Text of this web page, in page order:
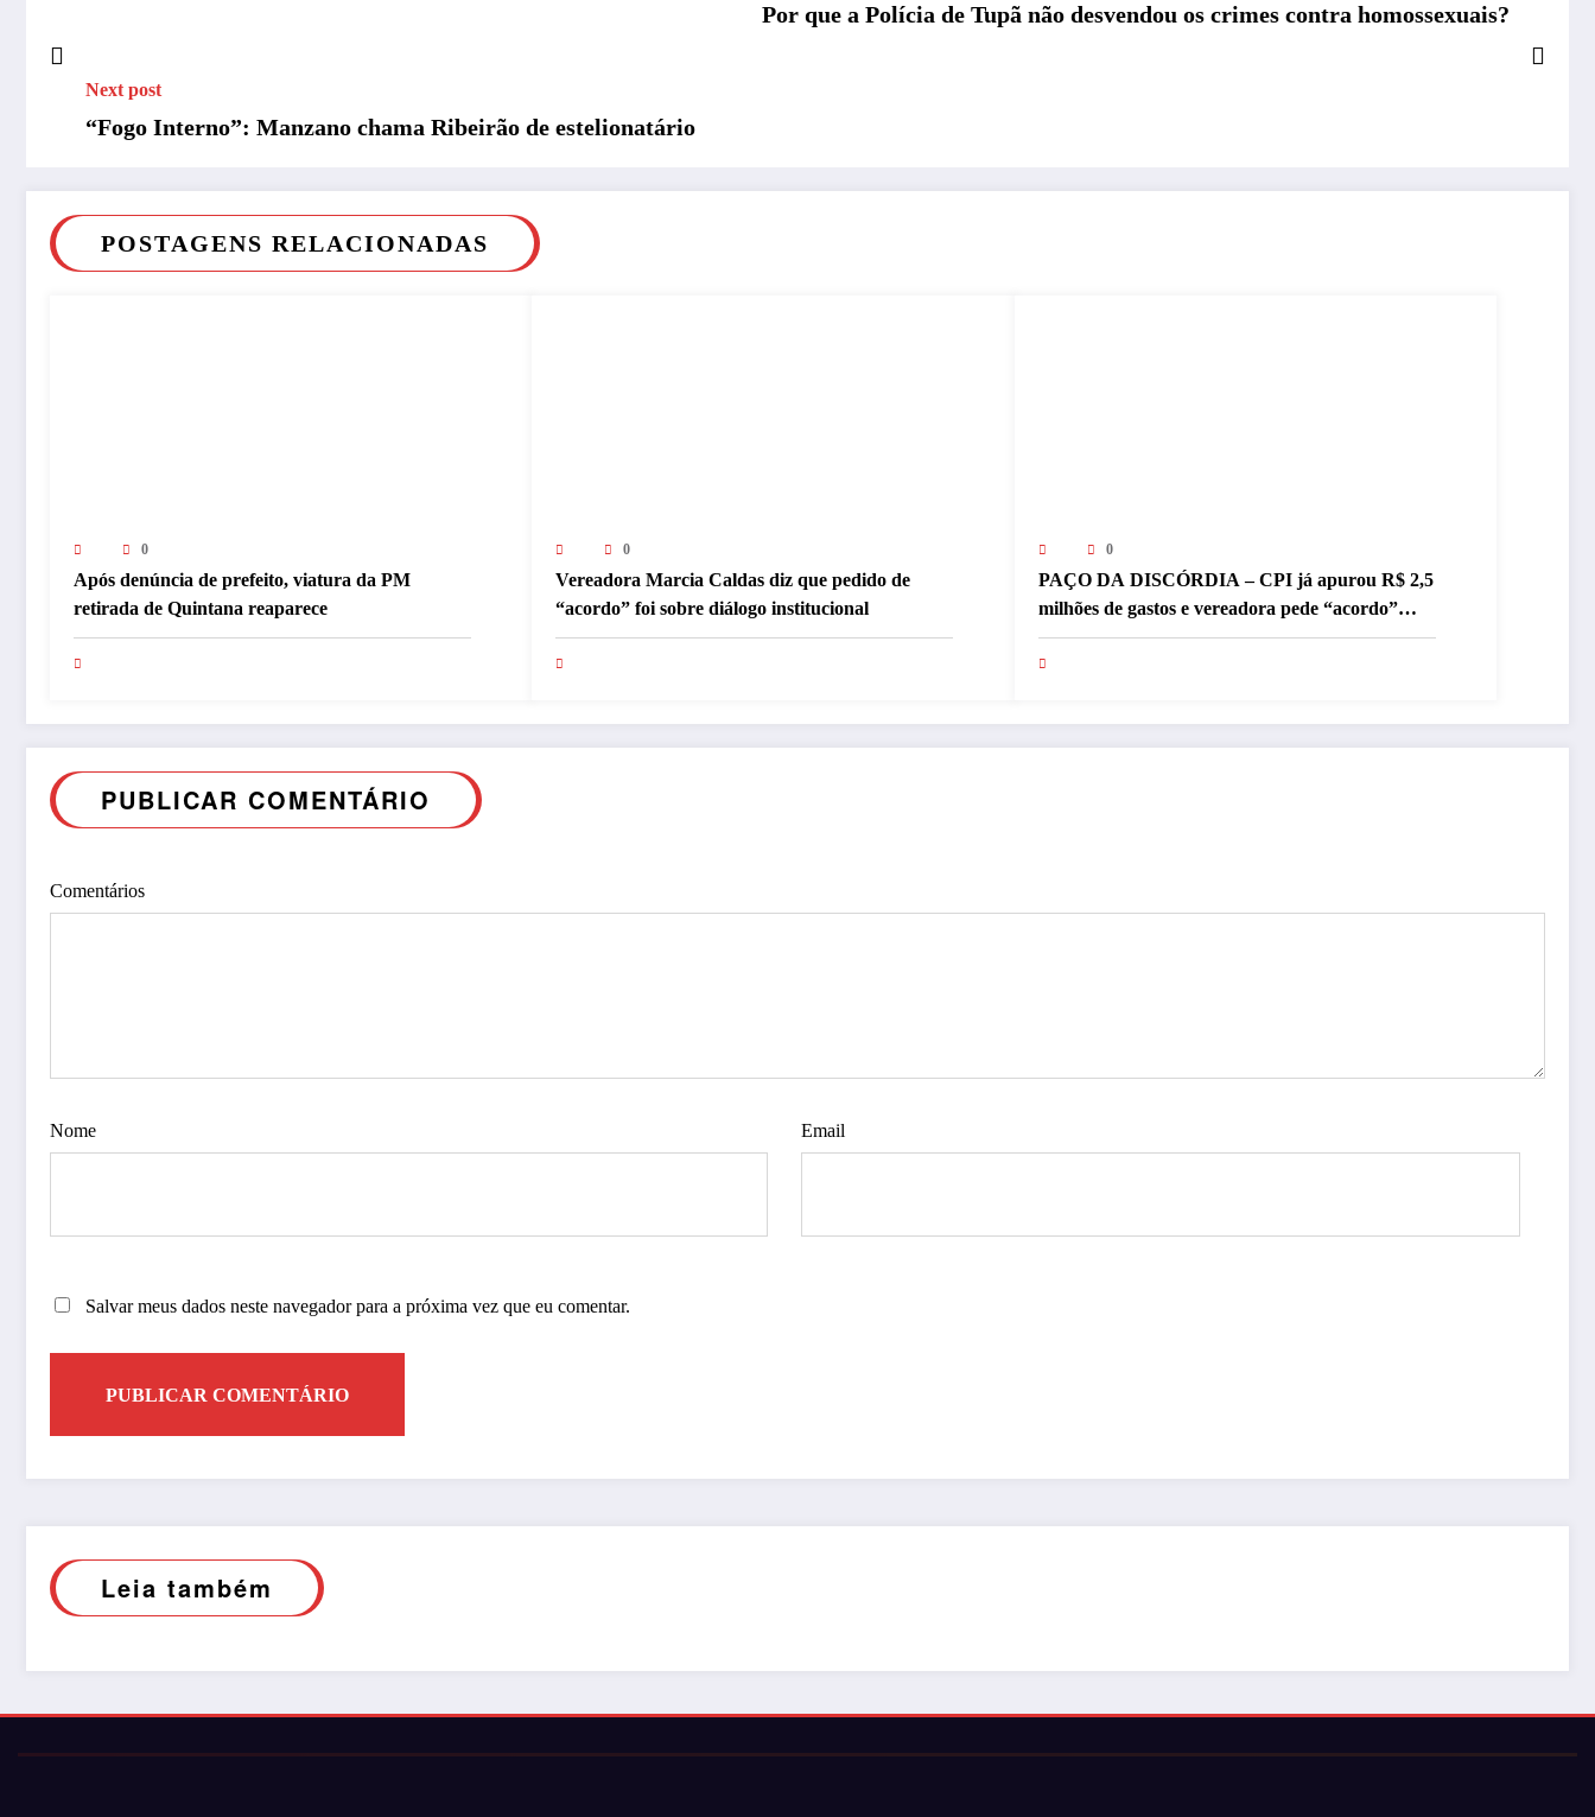
Por que a Polícia de Tupã não desvendou os crimes contra homossexuais?
Next post
“Fogo Interno”: Manzano chama Ribeirão de estelionatário
POSTAGENS RELACIONADAS
0
Após denúncia de prefeito, viatura da PM
retirada de Quintana reaparece
0
Vereadora Marcia Caldas diz que pedido de
“acordo” foi sobre diálogo institucional
0
PAÇO DA DISCÓRDIA – CPI já apurou R$ 2,5
milhões de gastos e vereadora pede “acordo”
para aprovar R$ 9,5 milhões
PUBLICAR COMENTÁRIO
Comentários
Nome Email
Salvar meus dados neste navegador para a próxima vez que eu comentar.
Leia também